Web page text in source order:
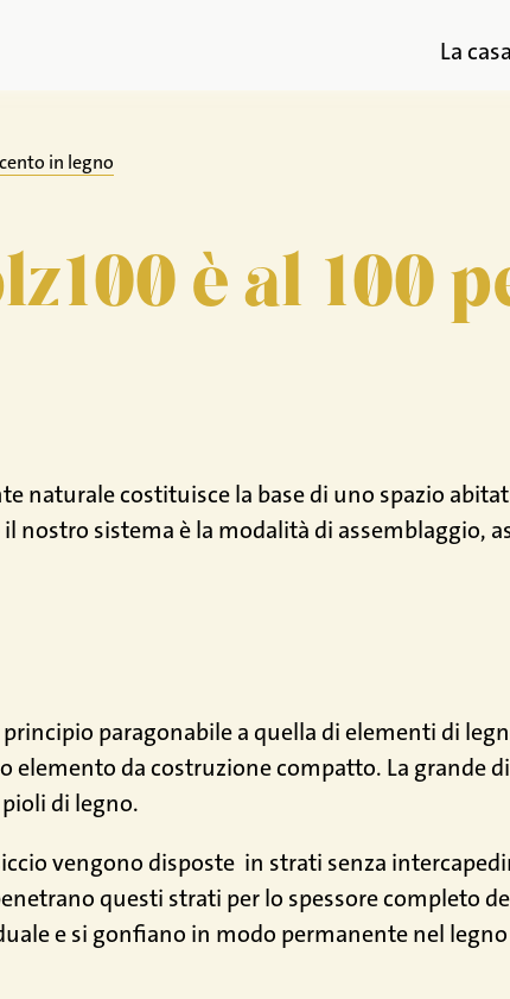
La
in legno
è al 100
naturale costituisce la base di uno spazio
nostro sistema è la modalità di assemblaggio,
paragonabile a quella di elementi di
da costruzione compatto. La grande
di legno.
vengono disposte in strati senza
questi strati per lo spessore completo
e si gonfiano in modo permanente nel